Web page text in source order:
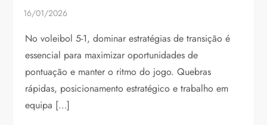
No voleibol 5-1, dominar estratégias de transição é
essencial para maximizar oportunidades de
pontuação e manter o ritmo do jogo. Quebras
rápidas, posicionamento estratégico e trabalho em
equipa […]